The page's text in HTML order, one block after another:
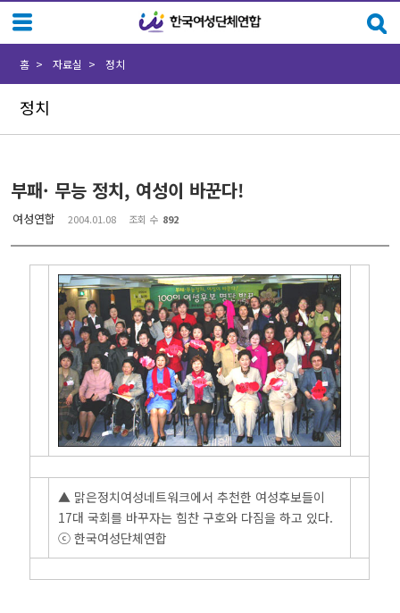
정치
홈 자료실 정치
부패· 무능 정치, 여성이 바꾼다!
여성연합 2004.01.08 조회 수 892
▲ 맑은정치여성네트워크에서 추천한 여성후보들이
17대 국회를 바꾸자는 힘찬 구호와 다짐을 하고 있다.
ⓒ 한국여성단체연합